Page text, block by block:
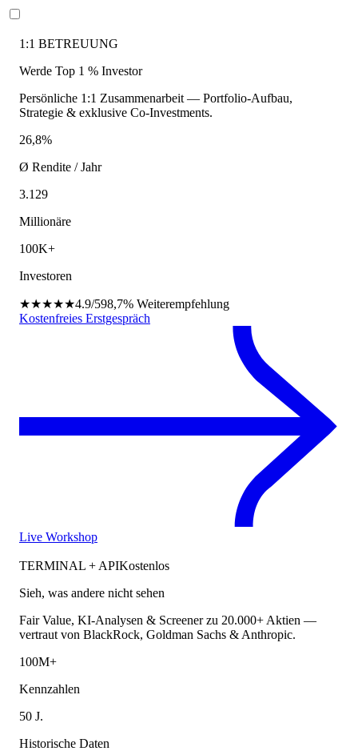
1:1 BETREUUNG
Werde Top 1 % Investor
Persönliche 1:1 Zusammenarbeit — Portfolio-Aufbau,
Strategie & exklusive Co-Investments.
26,8%
Ø Rendite / Jahr
3.129
Millionäre
100K+
Investoren
★★★★★4.9/598,7% Weiterempfehlung
Kostenfreies Erstgespräch
Live Workshop
TERMINAL + APIKostenlos
Sieh, was andere nicht sehen
Fair Value, KI-Analysen & Screener zu 20.000+ Aktien —
vertraut von BlackRock, Goldman Sachs & Anthropic.
100M+
Kennzahlen
50 J.
Historische Daten